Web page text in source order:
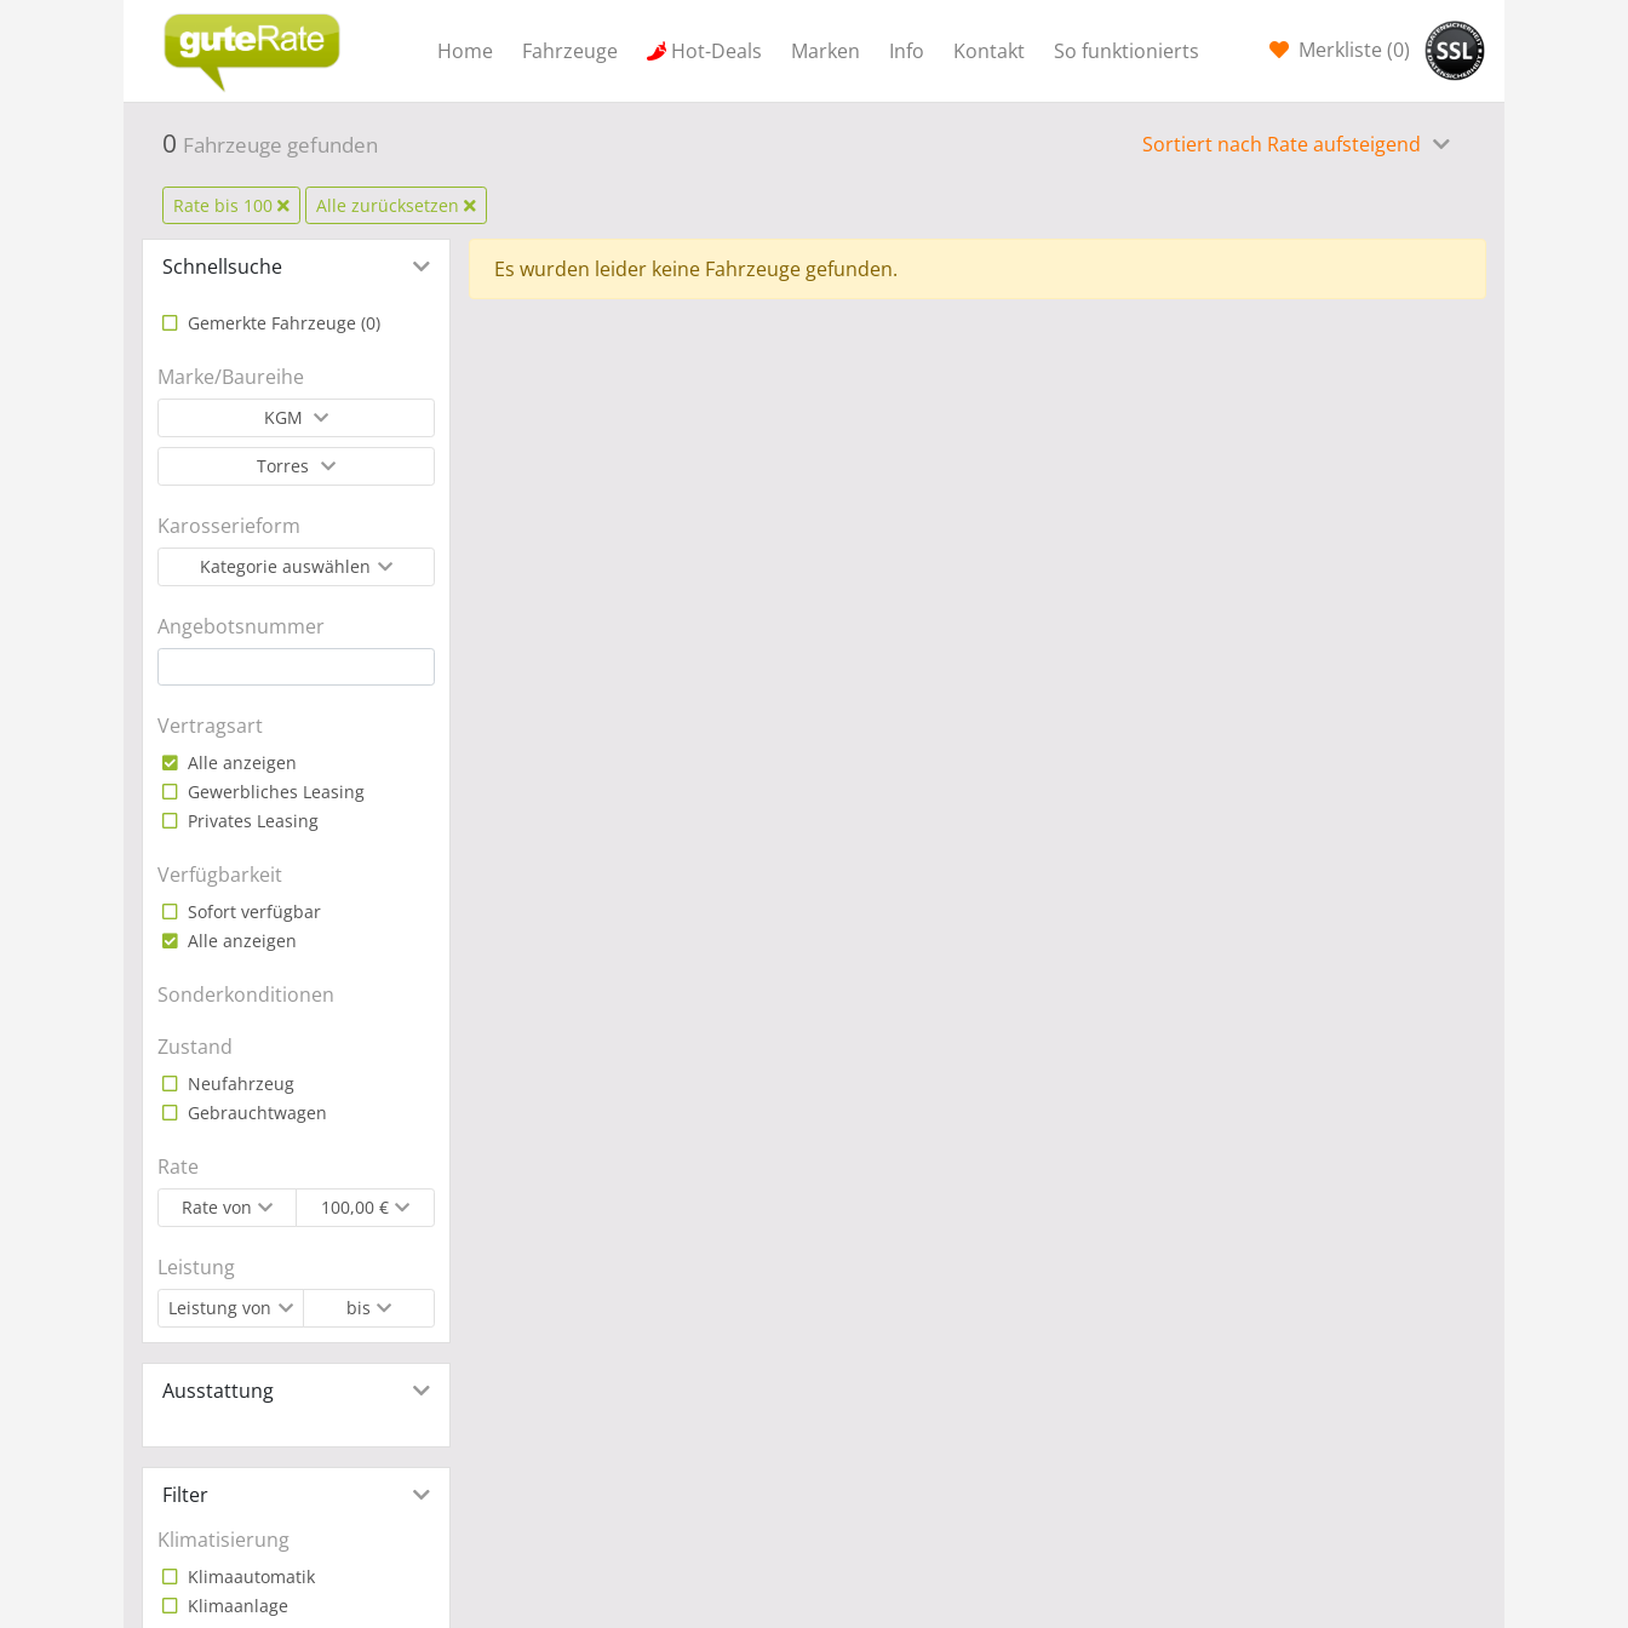
Home Fahrzeuge Hot-Deals Marken Info Kontakt So funktionierts Merkliste (0)
0 Fahrzeuge gefunden Sortiert nach Rate aufsteigend
Rate bis 100 Alle zurücksetzen
Schnellsuche
Gemerkte Fahrzeuge (0)
Marke/Baureihe
KGM
Torres
Karosserieform
Kategorie auswählen
Angebotsnummer
Vertragsart
Alle anzeigen
Gewerbliches Leasing
Privates Leasing
Verfügbarkeit
Sofort verfügbar
Alle anzeigen
Sonderkonditionen
Zustand
Neufahrzeug
Gebrauchtwagen
Rate
Rate von 100,00 €
Leistung
Leistung von bis
Ausstattung
Filter
Klimatisierung
Klimaautomatik
Klimaanlage
Es wurden leider keine Fahrzeuge gefunden.